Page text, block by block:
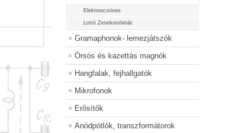
Elektroncsöves
Lottó Zenekombinát
Gramaphonok- lemezjátszók
Órsós és kazettás magnók
Hangfalak, fejhallgatók
Mikrofonok
Erősítők
Anódpótlók, transzformátorok